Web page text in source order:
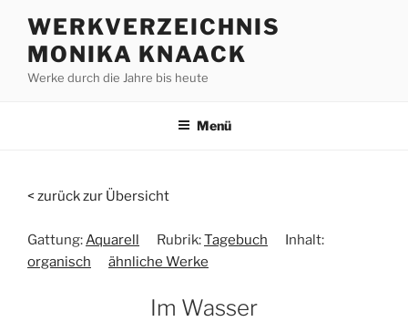
Inhalt
springen
WERKVERZEICHNIS
MONIKA KNAACK
Werke durch die Jahre bis heute
Menü
< zurück zur Übersicht
Gattung: Aquarell Rubrik:Tagebuch
Inhalt:
organisch
ähnliche Werke
Im Wasser